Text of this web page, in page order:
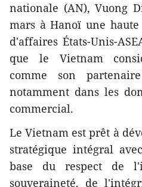
nationale (AN), Vuong
mars à Hanoï une
d'affaires États-Unis-
que le Vietnam
comme son
notamment dans les
commercial.
Le Vietnam est prêt à
stratégique intégral
base du respect de
souveraineté, de